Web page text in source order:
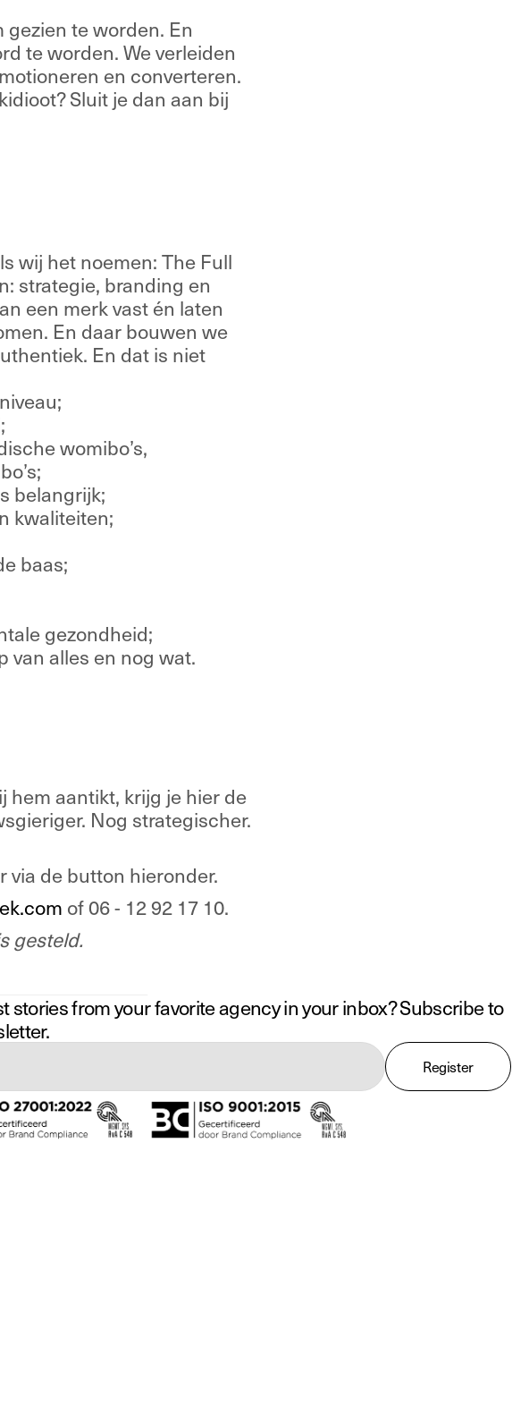
te worden. En
te worden. We verleiden
en converteren.
Sluit je dan aan bij
wij het noemen: The Full
strategie, branding en
een merk vast én laten
En daar bouwen we
En dat is niet
womibo’s,
belangrijk;
kwaliteiten;
baas;
gezondheid;
van alles en nog wat.
hem aantikt, krijg je hier de
Nog strategischer.
via de button hieronder.
of 06 - 12 92 17 10.
gesteld.
stories from your favorite agency in your inbox? Subscribe to
Register